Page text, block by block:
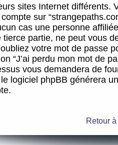
sites Internet différents.
sur
cas une personne
tierce partie, ne peut vous
votre mot de passe
“J’ai perdu mon mot de
vous demandera de
logiciel phpBB générera
Retour